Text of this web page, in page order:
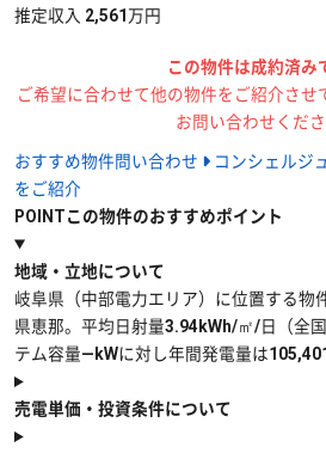
推定収入 2,561万円
この物件は成約済み
ご希望に合わせて他の物件をご紹介させ
お問い合わせくださ
おすすめ物件問い合わせ
コンシェルジ
をご紹介
POINTこの物件のおすすめポイント
地域・立地について
岐阜県（中部電力エリア）に位置する物
県恵那。平均日射量3.94kWh/㎡/日（全
テム容量—kWに対し年間発電量は
売電単価・投資条件について